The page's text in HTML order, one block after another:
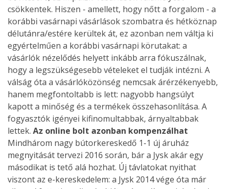
csökkentek. Hiszen - amellett, hogy nőtt a forgalom - a
korábbi vasárnapi vásárlások szombatra és hétköznap
délutánra/estére kerültek át, ez azonban nem váltja ki
egyértelműen a korábbi vasárnapi körutakat: a
vásárlók nézelődés helyett inkább arra fókuszálnak,
hogy a legszükségesebb vételeket el tudják intézni. A
válság óta a vásárlóközönség nemcsak árérzékenyebb,
hanem megfontoltabb is lett: nagyobb hangsúlyt
kapott a minőség és a termékek összehasonlítása. A
fogyasztók igényei kifinomultabbak, árnyaltabbak
lettek. Az online bolt azonban kompenzálhat
Mindhárom nagy bútorkereskedő 1-1 új áruház
megnyitását tervezi 2016 során, bár a Jysk akár egy
másodikat is tető alá hozhat. Új távlatokat nyithat
viszont az e-kereskedelem: a Jysk 2014 vége óta már